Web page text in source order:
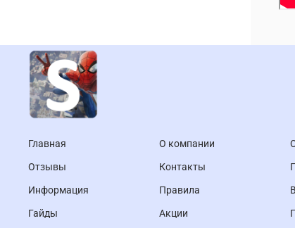
Главная
Отзывы
Информация
Гайды
О компании
Контакты
Правила
Акции